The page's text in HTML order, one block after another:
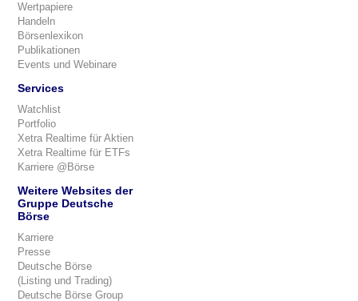
Wertpapiere
Handeln
Börsenlexikon
Publikationen
Events und Webinare
Services
Watchlist
Portfolio
Xetra Realtime für Aktien
Xetra Realtime für ETFs
Karriere @Börse
Weitere Websites der
Gruppe Deutsche
Börse
Karriere
Presse
Deutsche Börse
(Listing und Trading)
Deutsche Börse Group